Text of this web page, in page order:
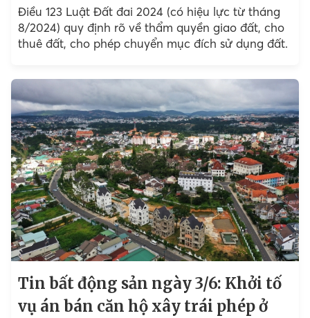
Điều 123 Luật Đất đai 2024 (có hiệu lực từ tháng
8/2024) quy định rõ về thẩm quyền giao đất, cho
thuê đất, cho phép chuyển mục đích sử dụng đất.
Tin bất động sản ngày 3/6: Khởi tố
vụ án bán căn hộ xây trái phép ở